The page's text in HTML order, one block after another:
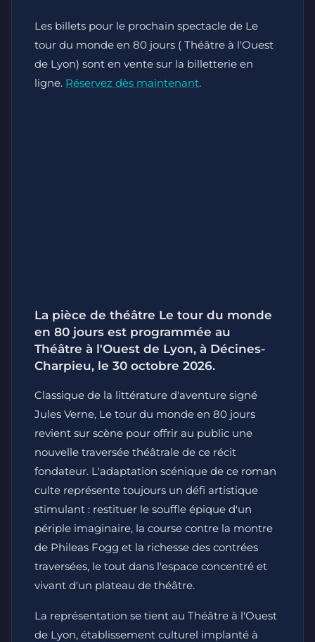
Les billets pour le prochain spectacle de Le
tour du monde en 80 jours ( Théâtre à l'Ouest
de Lyon) sont en vente sur la billetterie en
ligne. Réservez dès maintenant.
La pièce de théâtre Le tour du monde
en 80 jours est programmée au
Théâtre à l'Ouest de Lyon, à Décines-
Charpieu, le 30 octobre 2026.
Classique de la littérature d'aventure signé
Jules Verne, Le tour du monde en 80 jours
revient sur scène pour offrir au public une
nouvelle traversée théâtrale de ce récit
fondateur. L'adaptation scénique de ce roman
culte représente toujours un défi artistique
stimulant : restituer le souffle épique d'un
périple imaginaire, la course contre la montre
de Phileas Fogg et la richesse des contrées
traversées, le tout dans l'espace concentré et
vivant d'un plateau de théâtre.
La représentation se tient au Théâtre à l'Ouest
de Lyon, établissement culturel implanté à